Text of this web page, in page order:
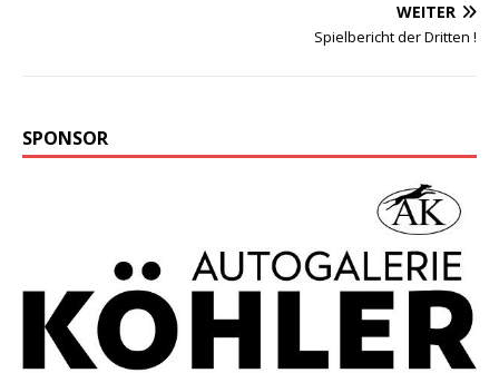
WEITER
Spielbericht der Dritten !
SPONSOR